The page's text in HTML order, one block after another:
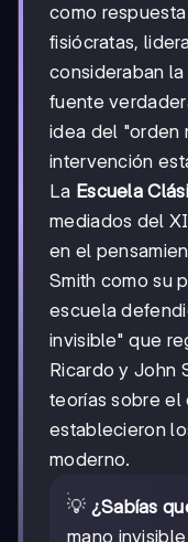
como
fisiócratas,
consideraban
fuente
idea del "orden
intervención
La Escuela
mediados del
en el
Smith como su
escuela
invisible" que
Ricardo y John
teorías sobre el
establecieron
moderno.
💡 ¿Sabías
mano